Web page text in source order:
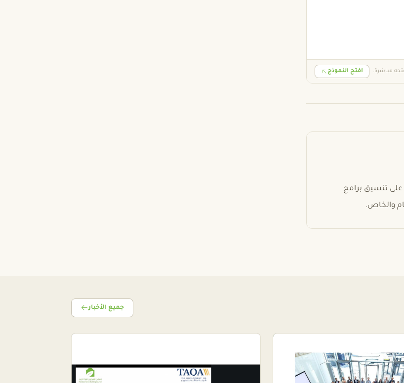
مباشرة. افتح النموذج
تنسيق برامج
والخاص.
جميع الأخبار